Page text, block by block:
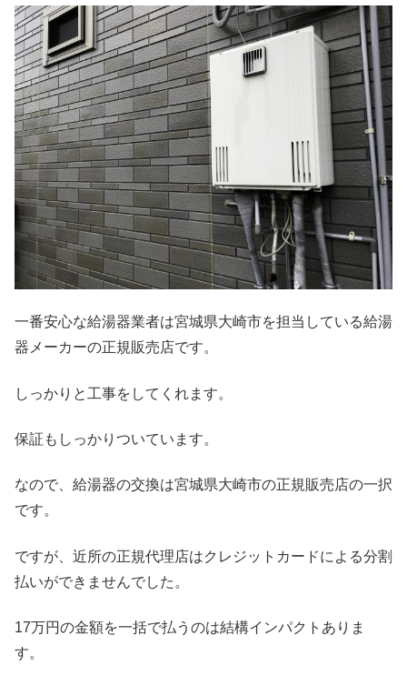
一番安心な給湯器業者は宮城県大崎市を担当している給湯
器メーカーの正規販売店です。
しっかりと工事をしてくれます。
保証もしっかりついています。
なので、給湯器の交換は宮城県大崎市の正規販売店の一択
です。
ですが、近所の正規代理店はクレジットカードによる分割
払いができませんでした。
17万円の金額を一括で払うのは結構インパクトありま
す。